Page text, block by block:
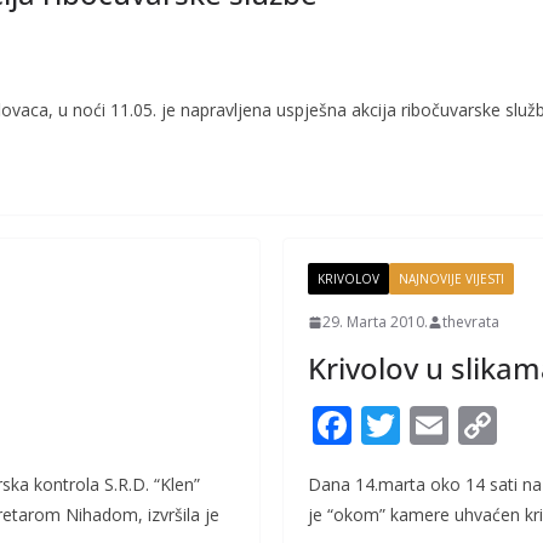
u noći 11.05. je napravljena uspješna akcija ribočuvarske
kontrola S.R.D. “Klen”
Nihadom, izvršila je
KRIVOLOV NAJNOVIJE VIJESTI
29. Marta 2010. thevrata
Krivolov u
F
e
T
itt
E
ai p
Dana 14.marta oko 14 sati
je “okom” kamere uhvaćen